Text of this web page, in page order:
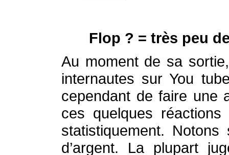
Flop ? = très peu
Au moment de sa
internautes sur You
cependant de faire une
ces quelques
statistiquement.
d’argent. La plupart